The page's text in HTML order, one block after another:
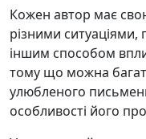
Кожен автор має
різними
іншим способом
тому що можна
улюбленого
особливості його